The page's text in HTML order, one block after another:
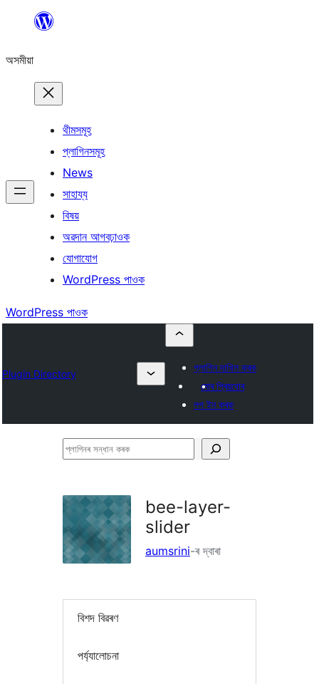
বিষয়বস্তুলৈ
অসমীয়া
থীমসমূহ
প্লাগিনসমূহ
News
সাহায্য
বিষয়
অৱদান আগবঢ়াওক
যোগাযোগ
WordPress পাওক
WordPress পাওক
Plugin Directory
প্লাগিন দাখিল কৰক
মোৰ প্ৰিয়বোৰ
লগ ইন কৰক
প্লাগিনৰ
bee-layer-
slider
aumsrini-ৰ দ্বাৰা
বিশদ বিৱৰণ
পৰ্য্যালোচনা